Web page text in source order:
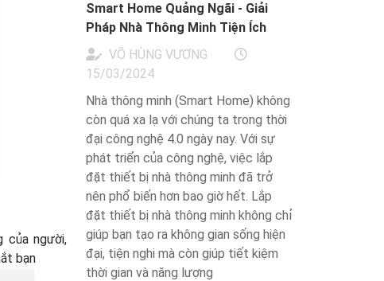
của người,
bạn
Smart Home Quảng Ngãi - Giải
Pháp Nhà Thông Minh Tiện Ích
VÕ HÙNG VƯƠNG
15/03/2024
Nhà thông minh (Smart Home) không
còn quá xa lạ với chúng ta trong thời
đại công nghệ 4.0 ngày nay. Với sự
phát triển của công nghệ, việc lắp
đặt thiết bị nhà thông minh đã trở
nên phổ biến hơn bao giờ hết. Lắp
đặt thiết bị nhà thông minh không chỉ
giúp bạn tạo ra không gian sống hiện
đại, tiện nghi mà còn giúp tiết kiệm
thời gian và năng lượng